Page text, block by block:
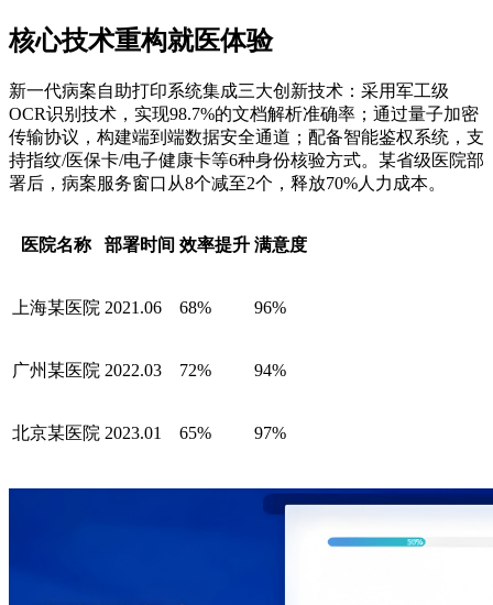
核心技术重构就医体验
新一代病案自助打印系统集成三大创新技术：采用军工级
OCR识别技术，实现98.7%的文档解析准确率；通过量子加密
传输协议，构建端到端数据安全通道；配备智能鉴权系统，支
持指纹/医保卡/电子健康卡等6种身份核验方式。某省级医院部
署后，病案服务窗口从8个减至2个，释放70%人力成本。
医院名称 部署时间 效率提升 满意度
上海某医院 2021.06 68% 96%
广州某医院 2022.03 72% 94%
北京某医院 2023.01 65% 97%